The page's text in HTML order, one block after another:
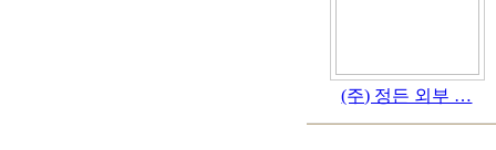
(주) 정든 외부 …